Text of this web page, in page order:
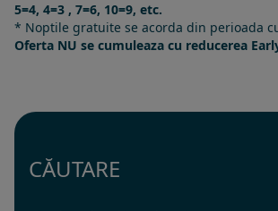
5=4, 4=3 , 7=6, 10=9, etc.
* Noptile gratuite se acorda din perioada
Oferta NU se cumuleaza cu reducerea
CĂUTARE